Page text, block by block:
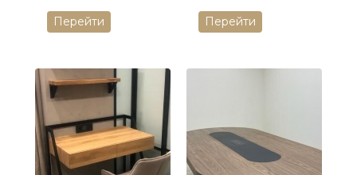
подойдет для
любой спальни
Перейти
поверхностью -
идеальное
дизайн и
высокое
качество.
Перейти